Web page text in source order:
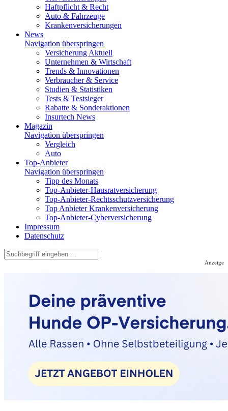
Haftpflicht & Recht
Auto & Fahrzeuge
Krankenversicherungen
News
Navigation überspringen
Versicherung Aktuell
Unternehmen & Wirtschaft
Trends & Innovationen
Verbraucher & Service
Studien & Statistiken
Tests & Testsieger
Rabatte & Sonderaktionen
Insurtech News
Magazin
Navigation überspringen
Vergleich
Auto
Top-Anbieter
Navigation überspringen
Tipp des Monats
Top-Anbieter-Hausratversicherung
Top-Anbieter-Rechtsschutzversicherung
Top Anbieter Krankenversicherung
Top-Anbieter-Cyberversicherung
Impressum
Datenschutz
Anzeige